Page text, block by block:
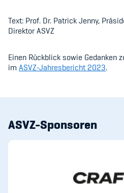
Text: Prof. Dr. Patrick Jenny,
Direktor ASVZ
Einen Rückblick sowie Gedanken
im ASVZ-Jahresbericht 2023.
ASVZ-Sponsoren